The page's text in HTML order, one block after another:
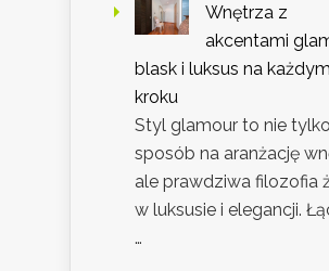
Wnętrza z
akcentami
blask i luksus na każdym
kroku
Styl glamour to nie tylko
sposób na aranżację
ale prawdziwa filozofia
w luksusie i elegancji.
…